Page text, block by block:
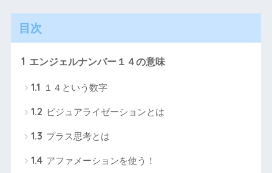
目次
1 エンジェルナンバー１４の意味
1.1 １４という数字
1.2 ビジュアライゼーションとは
1.3 プラス思考とは
1.4 アファメーションを使う！